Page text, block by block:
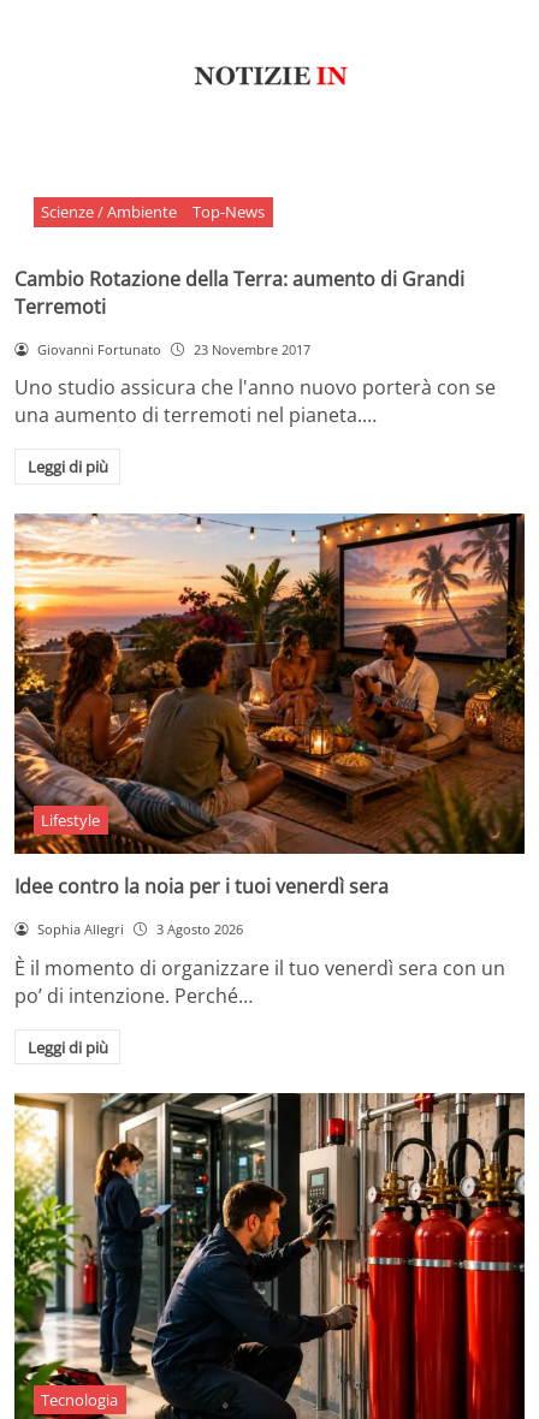
Scienze / Ambiente Top-News
Cambio Rotazione della Terra: aumento di Grandi
Terremoti
Giovanni Fortunato 23 Novembre 2017
Uno studio assicura che l'anno nuovo porterà con se
una aumento di terremoti nel pianeta.…
Leggi di più
Lifestyle
Idee contro la noia per i tuoi venerdì sera
Sophia Allegri 3 Agosto 2026
È il momento di organizzare il tuo venerdì sera con un
po’ di intenzione. Perché…
Leggi di più
Tecnologia